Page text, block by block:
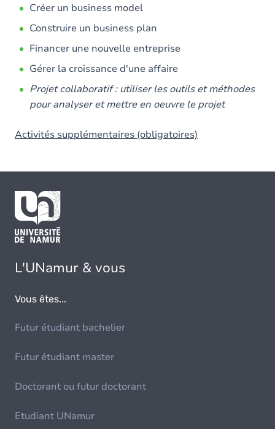
Créer un business model
Construire un business plan
Financer une nouvelle entreprise
Gérer la croissance d'une affaire
Projet collaboratif : utiliser les outils et méthodes
pour analyser et mettre en oeuvre le projet
Activités supplémentaires (obligatoires)
L'UNamur & vous
Vous êtes...
Futur étudiant bachelier
Futur étudiant master
Doctorant ou futur doctorant
Etudiant UNamur